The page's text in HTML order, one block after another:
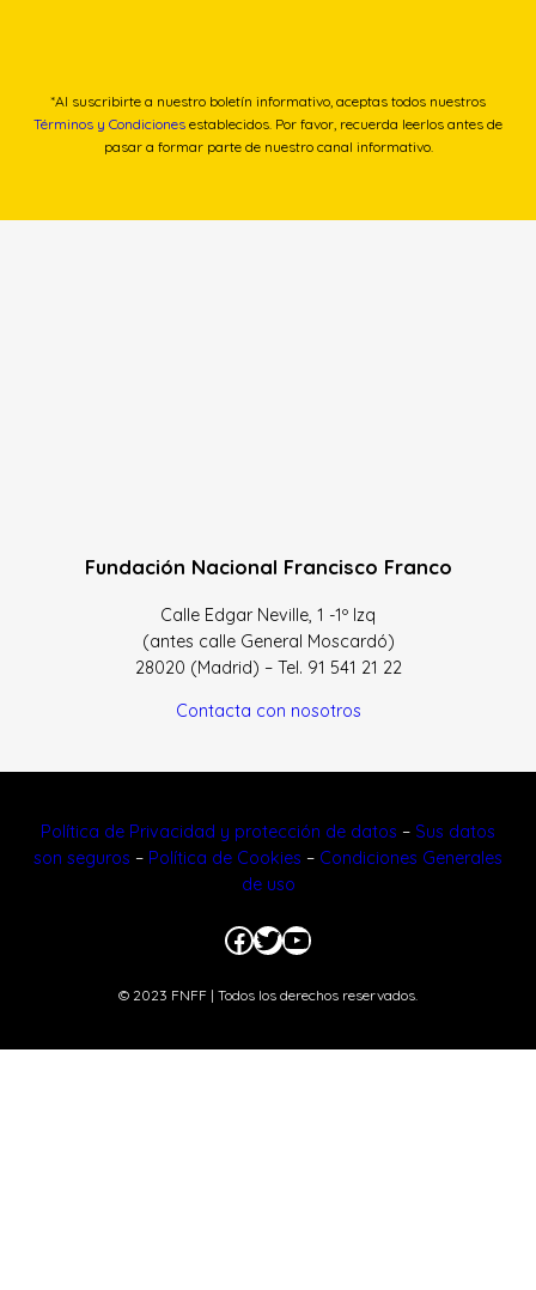
*Al suscribirte a nuestro boletín informativo, aceptas todos nuestros
Términos y Condiciones establecidos. Por favor, recuerda leerlos antes de
pasar a formar parte de nuestro canal informativo.
Fundación Nacional Francisco Franco
Calle Edgar Neville, 1 -1º Izq
(antes calle General Moscardó)
28020 (Madrid) – Tel. 91 541 21 22
Contacta con nosotros
Política de Privacidad y protección de datos – Sus datos
son seguros – Política de Cookies – Condiciones Generales
de uso
Facebook
Twitter
YouTube
© 2023 FNFF | Todos los derechos reservados.